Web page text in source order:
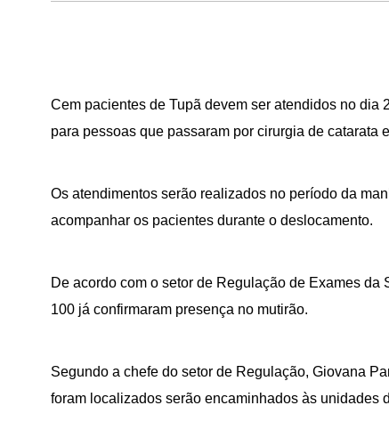
Cem pacientes de Tupã devem ser atendidos no
para pessoas que passaram por cirurgia de
Os atendimentos serão realizados no período da
acompanhar os pacientes durante o deslocamento.
De acordo com o setor de Regulação de Exames
100 já confirmaram presença no mutirão.
Segundo a chefe do setor de Regulação, Giovana
foram localizados serão encaminhados às unidades